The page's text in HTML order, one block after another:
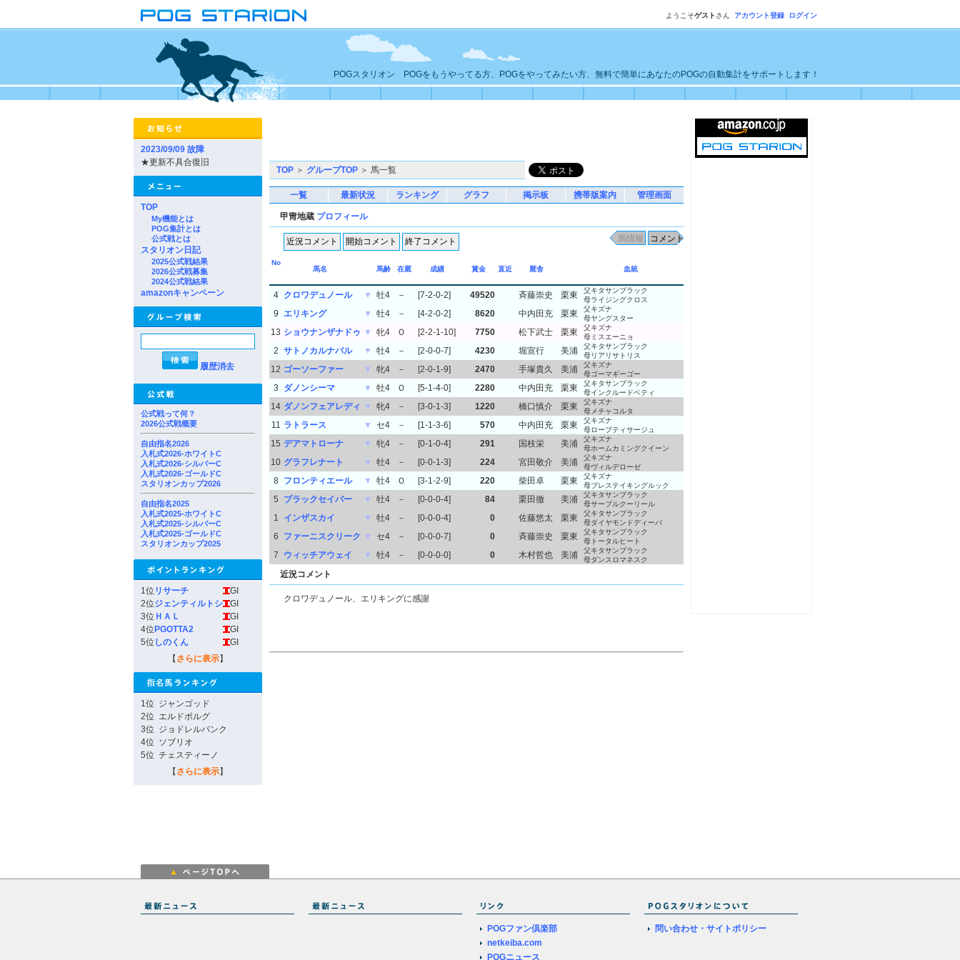
ようこそゲスト さん アカウント登録 ログイン
POGスタリオン POGをもうやってる方、POGをやってみたい方、無料で簡単にあなたのPOGの自動集計をサポートします！
2023/09/09 故障
★更新不具合復旧
TOP
My機能とは
POG集計とは
公式戦とは
スタリオン日記
2025公式戦結果
2026公式戦募集
2024公式戦結果
amazonキャンペーン
履歴消去
公式戦って何？
2026公式戦概要
自由指名2026
入札式2026-ホワイトC
入札式2026-シルバーC
入札式2026-ゴールドC
スタリオンカップ2026
自由指名2025
入札式2025-ホワイトC
入札式2025-シルバーC
入札式2025-ゴールドC
スタリオンカップ2025
1位 リサーチ
GI
2位ジェンティルトシ
GI
3位 ＨＡＬ
GI
4位 PGOTTA2
GI
5位 しのくん
GI
【 さらに表示】
1位 ジャンゴッド
2位 エルドボルグ
3位 ジョドレルバンク
4位 ソブリオ
5位 チェスティーノ
【 さらに表示】
TOP ＞ グループTOP ＞ 馬一覧
一覧 最新状況 ランキング グラフ 掲示板 携帯版案内 管理画面
甲冑地蔵 プロフィール
No
馬名
馬齢 在厩 成績 賞金 直近 厩舎 血統
4 クロワデュノール ▼ 牡4 － [7-2-0-2] 49520 斉藤崇史 栗東
父キタサンブラック
母ライジングクロス
9 エリキング ▼ 牡4 － [4-2-0-2] 8620 中内田充 栗東
父キズナ
母ヤングスター
13 ショウナンザナドゥ ▼ 牝4 Ｏ [2-2-1-10] 7750 松下武士 栗東
父キズナ
母ミスエーニョ
2 サトノカルナバル ▼ 牡4 － [2-0-0-7] 4230 堀宣行 美浦
父キタサンブラック
母リアリサトリス
12 ゴーソーファー ▼ 牝4 － [2-0-1-9] 2470 手塚貴久 美浦
父キズナ
母ゴーマギーゴー
3 ダノンシーマ ▼ 牡4 Ｏ [5-1-4-0] 2280 中内田充 栗東
父キタサンブラック
母インクルードベティ
14 ダノンフェアレディ ▼ 牝4 － [3-0-1-3] 1220 橋口慎介 栗東
父キズナ
母メチャコルタ
11 ラトラース ▼ セ4 － [1-1-3-6] 570 中内田充 栗東
父キズナ
母ローブティサージュ
15 デアマトローナ ▼ 牝4 － [0-1-0-4] 291 国枝栄 美浦
父キズナ
母ホームカミングクイーン
10 グラフレナート ▼ 牡4 － [0-0-1-3] 224 宮田敬介 美浦
父キズナ
母ヴィルデローゼ
8 フロンティエール ▼ 牡4 Ｏ [3-1-2-9] 220 柴田卓 栗東
父キズナ
母ブレステイキングルック
5 ブラックセイバー ▼ 牡4 － [0-0-0-4] 84 栗田徹 美浦
父キタサンブラック
母サーブルクーリール
1 インザスカイ ▼ 牡4 － [0-0-0-4] 0 佐藤悠太 栗東
父キタサンブラック
母ダイヤモンドディーバ
6 ファーニスクリーク ▼ セ4 － [0-0-0-7] 0 斉藤崇史 栗東
父キタサンブラック
母トータルヒート
7 ウィッチアウェイ ▼ 牡4 － [0-0-0-0] 0 木村哲也 美浦
父キタサンブラック
母ダンスロマネスク
近況コメント
クロワデュノール、エリキングに感謝
POGファン倶楽部
netkeiba.com
POGニュース
問い合わせ・サイトポリシー